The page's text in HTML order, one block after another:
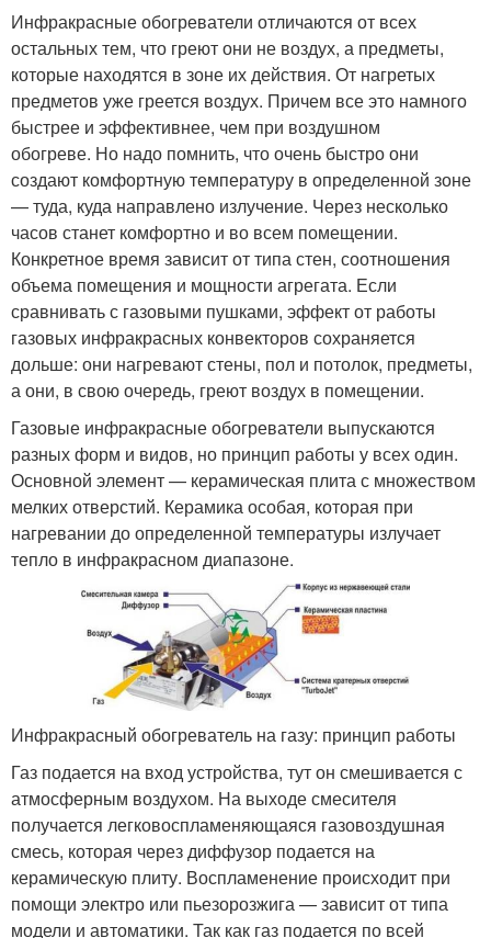
Инфракрасные обогреватели отличаются от всех
остальных тем, что греют они не воздух, а предметы,
которые находятся в зоне их действия. От нагретых
предметов уже греется воздух. Причем все это намного
быстрее и эффективнее, чем при воздушном
обогреве. Но надо помнить, что очень быстро они
создают комфортную температуру в определенной зоне
— туда, куда направлено излучение. Через несколько
часов станет комфортно и во всем помещении.
Конкретное время зависит от типа стен, соотношения
объема помещения и мощности агрегата. Если
сравнивать с газовыми пушками, эффект от работы
газовых инфракрасных конвекторов сохраняется
дольше: они нагревают стены, пол и потолок, предметы,
а они, в свою очередь, греют воздух в помещении.
Газовые инфракрасные обогреватели выпускаются
разных форм и видов, но принцип работы у всех один.
Основной элемент — керамическая плита с множеством
мелких отверстий. Керамика особая, которая при
нагревании до определенной температуры излучает
тепло в инфракрасном диапазоне.
Инфракрасный обогреватель на газу: принцип работы
Газ подается на вход устройства, тут он смешивается с
атмосферным воздухом. На выходе смесителя
получается легковоспламеняющаяся газовоздушная
смесь, которая через диффузор подается на
керамическую плиту. Воспламенение происходит при
помощи электро или пьезорозжига — зависит от типа
модели и автоматики. Так как газ подается по всей